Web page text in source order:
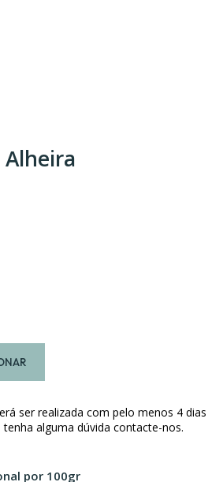
Alheira
ser realizada com pelo menos 4 dias
tenha alguma dúvida contacte-nos.
por 100gr